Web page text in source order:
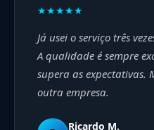
★★★★★
Já usei o serviço três
A qualidade é sempre
supera as expectativas.
outra empresa.
Ricardo M.